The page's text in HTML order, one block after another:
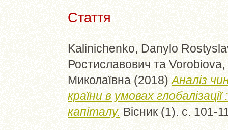
Стаття
Kalinichenko, Danylo
Ростиславович та
Миколаївна (2018)Аналіз
країни в умовах
капіталу. Вісник (1). с. 101-